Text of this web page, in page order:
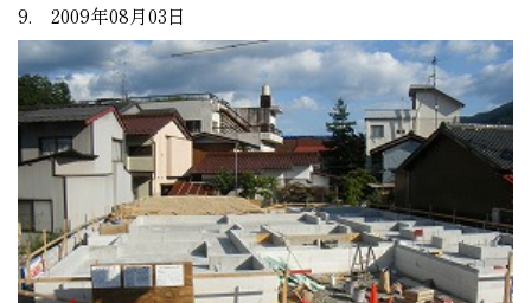
9. 2009年08月03日